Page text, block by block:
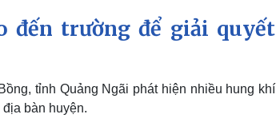
đến trường để giải quyết
tỉnh Quảng Ngãi phát hiện nhiều hung khí
bàn huyện.